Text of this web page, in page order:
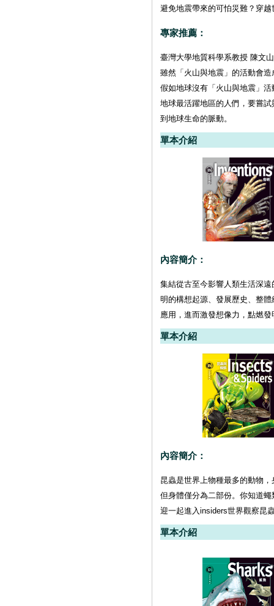
避免地震帶來的可怕災難？穿
專家推薦：
臺灣大學地質科學系教授 陳文山
雖然「火山與地震」的活動會
假如地球沒有「火山與地震」
地球最活躍地區的人們，要嘗
到地球生命的脈動。
單本介紹
內容簡介：
集結從古至今影響人類生活深
明的構想起源、發展歷史、整
應用，進而激發想像力，點燃
單本介紹
內容簡介：
昆蟲是世界上物種最多的動物
但身體僅分為二部份。你知道
迎一起進入insiders世界觀察昆
單本介紹